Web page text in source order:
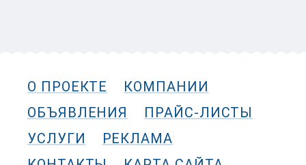
О ПРОЕКТЕ
КОМПАНИИ
ОБЪЯВЛЕНИЯ
ПРАЙС-ЛИСТЫ
УСЛУГИ
РЕКЛАМА